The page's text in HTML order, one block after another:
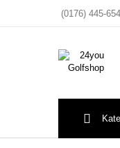
(0176) 445-